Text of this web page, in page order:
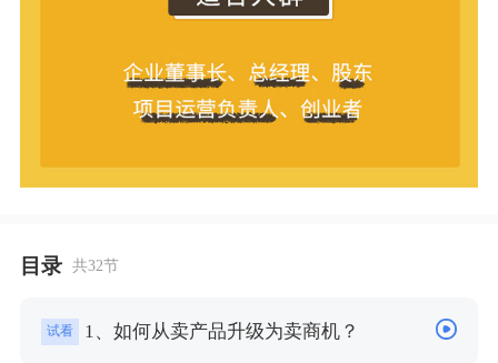
目录 共32节
试看 1、如何从卖产品升级为卖商机？